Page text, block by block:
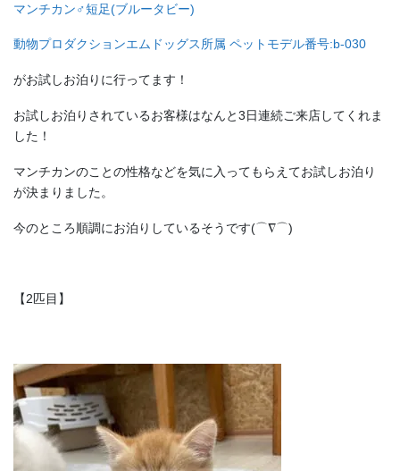
マンチカン♂短足(ブルータビー)
動物プロダクションエムドッグス所属 ペットモデル番号:b-030
がお試しお泊りに行ってます！
お試しお泊りされているお客様はなんと3日連続ご来店してくれま
した！
マンチカンのことの性格などを気に入ってもらえてお試しお泊り
が決まりました。
今のところ順調にお泊りしているそうです(⌒∇⌒)
【2匹目】